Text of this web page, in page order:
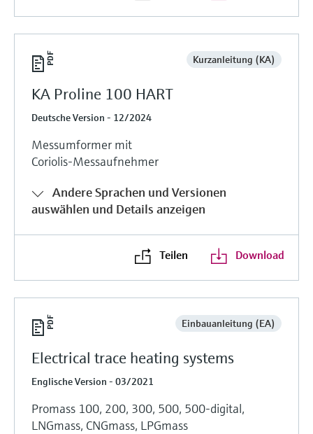
Kurzanleitung (KA)
KA Proline 100 HART
Deutsche Version - 12/2024
Messumformer mit
Coriolis-Messaufnehmer
Andere Sprachen und Versionen
auswählen und Details anzeigen
Teilen Download
Einbauanleitung (EA)
Electrical trace heating systems
Englische Version - 03/2021
Promass 100, 200, 300, 500, 500-digital,
LNGmass, CNGmass, LPGmass